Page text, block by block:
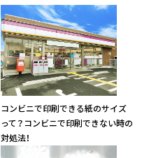
￥3,872(税抜)
(￥4,260 税込)
￥3,300(税抜)
(￥3,630 税込)
￥3,963 (税抜)
(￥4,360 税込)
￥3,381(税抜)
(￥3,720 税込)
(税抜)
￥3,463
コンビニで印刷できる紙のサイズ
って？コンビニで印刷できない時の
対処法！